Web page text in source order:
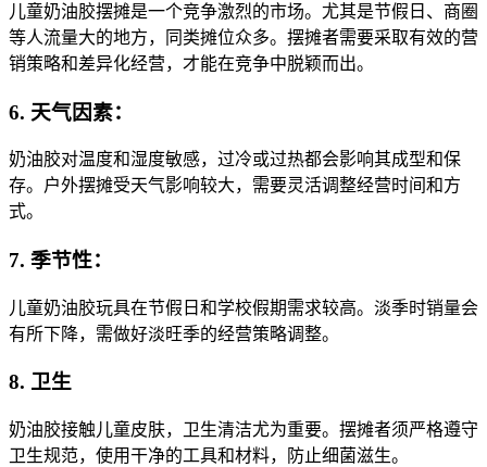
儿童奶油胶摆摊是一个竞争激烈的市场。尤其是节假日、商圈
等人流量大的地方，同类摊位众多。摆摊者需要采取有效的营
销策略和差异化经营，才能在竞争中脱颖而出。
6. 天气因素：
奶油胶对温度和湿度敏感，过冷或过热都会影响其成型和保
存。户外摆摊受天气影响较大，需要灵活调整经营时间和方
式。
7. 季节性：
儿童奶油胶玩具在节假日和学校假期需求较高。淡季时销量会
有所下降，需做好淡旺季的经营策略调整。
8. 卫生
奶油胶接触儿童皮肤，卫生清洁尤为重要。摆摊者须严格遵守
卫生规范，使用干净的工具和材料，防止细菌滋生。